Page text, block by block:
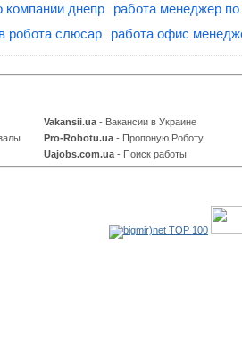
компании днепр
работа менеджер по
робота слюсар
работа офис
Vakansii.ua - Вакансии в Украине
Pro-Robotu.ua - Пропоную Роботу
Uajobs.com.ua - Поиск работы